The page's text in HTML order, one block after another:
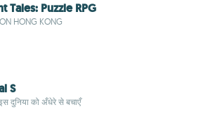
Tales: Puzzle RPG
HONG KONG
S
दुनिया को अँधेरे से बचाएँ